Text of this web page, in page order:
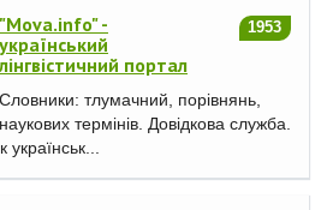
1953
"Mova.info" -
український
лінгвістичний портал
Словники: тлумачний, порівнянь,
наукових термінів. Довідкова служба.